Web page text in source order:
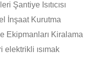
Şantiye Isıtıcısı
İnşaat Kurutma
Ekipmanları Kiralama
elektrikli ısımak